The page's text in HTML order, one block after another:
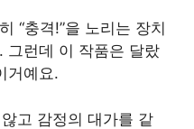
“충격!”을 노리는 장치
그런데 이 작품은 달랐
거예요.
않고 감정의 대가를 같